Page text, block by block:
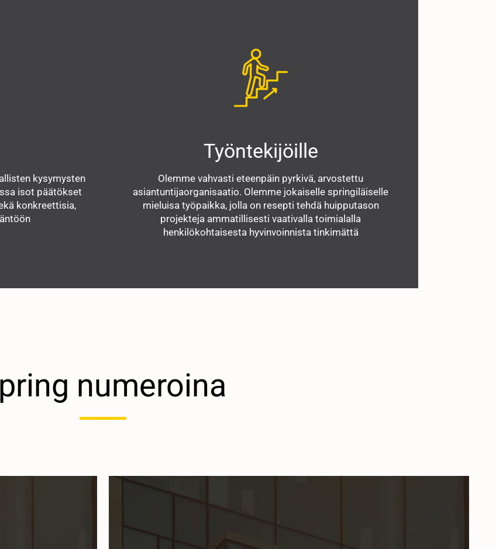
kysymysten
isot päätökset
konkreettisia,
Työntekijöille
Olemme vahvasti eteenpäin pyrkivä, arvostettu
asiantuntijaorganisaatio. Olemme jokaiselle springiläiselle
mieluisa työpaikka, jolla on resepti tehdä huipputason
projekteja ammatillisesti vaativalla toimialalla
henkilökohtaisesta hyvinvoinnista tinkimättä
numeroina